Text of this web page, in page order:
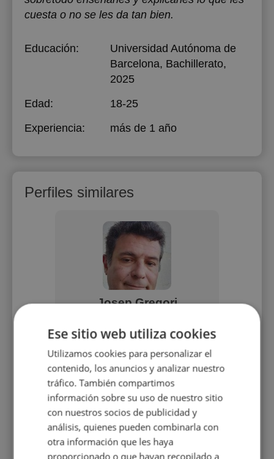
cuesta o no se les da tan bien.
Educación:
Universidad Autónoma de
Barcelona, Bachillerato,
2025
Edad:
18-25
Experiencia:
más de 1 año
Perfiles similares
gente
Josep Gregori
en Filologia Catalana per la
a l'EOI de València. Licenciado en
Filología Catalana y Española por la
Universidad de Valencia y estudios
de lengua árabe en la EOI de
Valencia.
12 €/h
Ese sitio web utiliza cookies
Utilizamos cookies para personalizar el
contenido, los anuncios y analizar nuestro
tráfico. También compartimos
información sobre su uso de nuestro sitio
con nuestros socios de publicidad y
análisis, quienes pueden combinarla con
otra información que les haya
proporcionado o que hayan recopilado a